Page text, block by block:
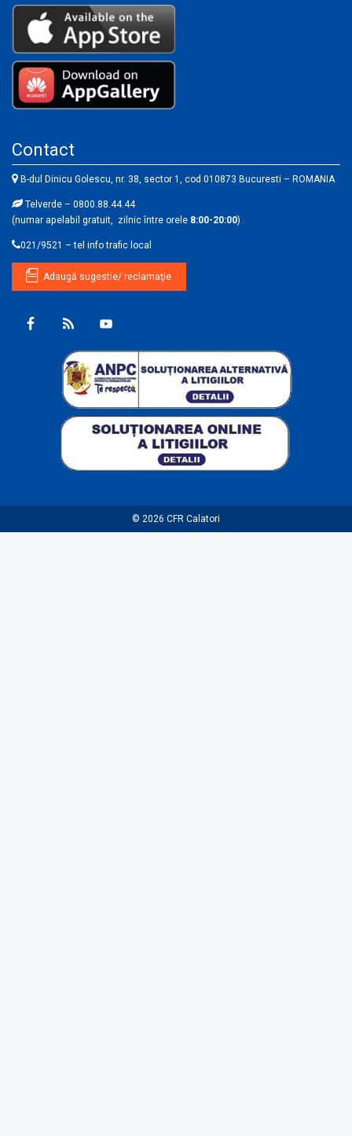
Contact
B-dul Dinicu Golescu, nr. 38, sector 1, cod 010873 Bucuresti – ROMANIA
Telverde – 0800.88.44.44
(numar apelabil gratuit, zilnic între orele 8:00-20:00)
021/9521 – tel info trafic local
Adaugă sugestie/ reclamaţie
© 2026 CFR Calatori